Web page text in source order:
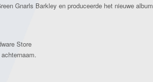
Gnarls Barkley en produceerde het nieuwe album
Store